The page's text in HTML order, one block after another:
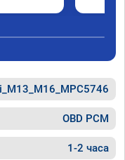
то
OBD PCM
1-2 часа